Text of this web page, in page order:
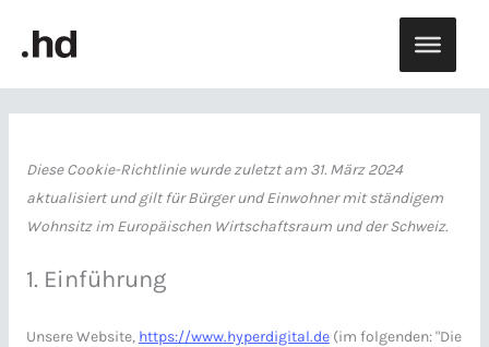
Inhalt
Diese Cookie-Richtlinie wurde zuletzt am 31. März 2024
aktualisiert und gilt für Bürger und Einwohner mit ständigem
Wohnsitz im Europäischen Wirtschaftsraum und der Schweiz.
1. Einführung
Unsere Website, https://www.hyperdigital.de(im folgenden: "Die
elementor
wordpress
google-
wpforms
wpml
wordfence
complianz
sonstiges